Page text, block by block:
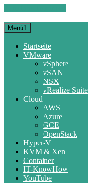
Menü1
Startseite
VMware
vSphere
vSAN
NSX
vRealize Suite
Cloud
AWS
Azure
GCE
OpenStack
Hyper-V
KVM & Xen
Container
IT-KnowHow
YouTube